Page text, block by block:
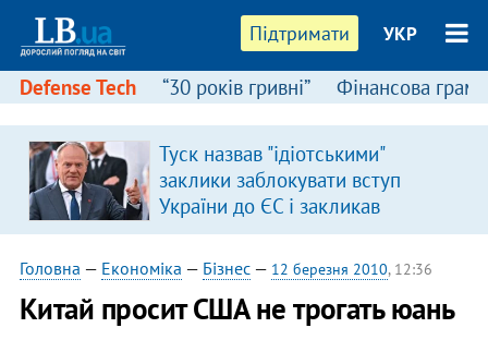
Підтримати УКР
Defense Tech “30 років гривні” Фінансова
Туск назвав "ідіотськими"
заклики заблокувати вступ
України до ЄС і закликав
припинити антиукраїнську
риторику
Головна — Економіка — Бізнес— 12 березня 2010, 12:36
Китай просит США не трогать юань